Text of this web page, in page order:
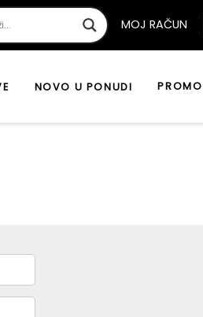
MOJ RAČUN
NOVO U PONUDI PROMO